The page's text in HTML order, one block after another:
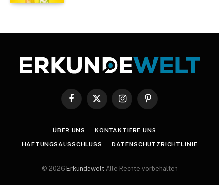
Facebook
X
InstagramPinterest
ÜBER UNS KONTAKTIERE UNS
HAFTUNGSAUSSCHLUSS DATENSCHUTZRICHTLINIE
© 2026 Erkundewelt Alle Rechte vorbehalten